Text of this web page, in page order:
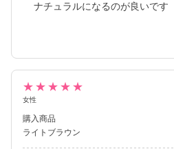
ナチュラルになるのが良いです
★★★★★
女性
購入商品
ライトブラウン